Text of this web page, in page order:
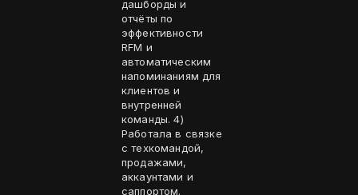
дашборды и
отчёты по
эффективности
RFM и
автоматическим
напоминаниям для
клиентов и
внутренней
команды. 4)
Работала в связке
с техкомандой,
продажами,
аккаунтами и
саппортом.